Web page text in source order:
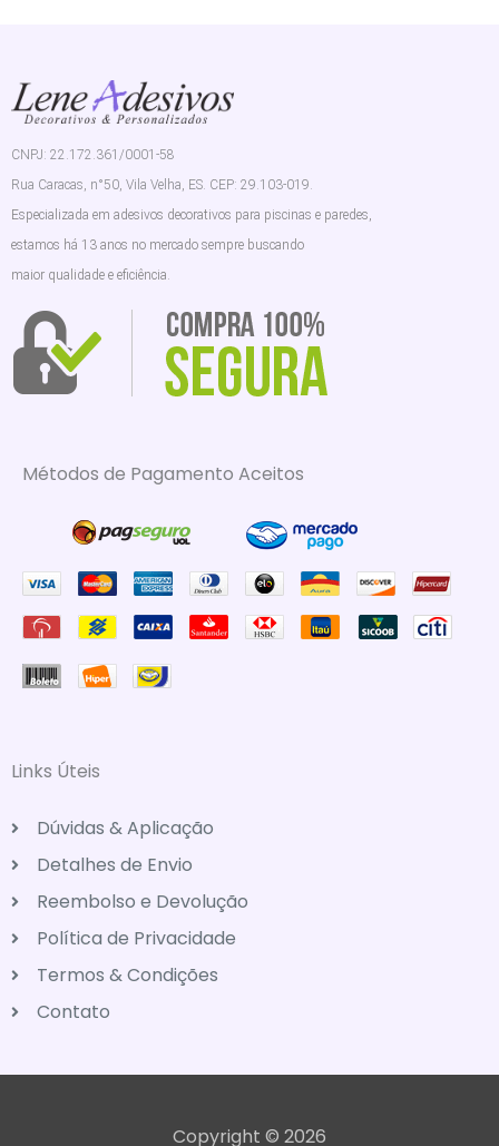
CNPJ: 22.172.361/0001-58
Rua Caracas, n°50, Vila Velha, ES. CEP: 29.103-019.
Especializada em adesivos decorativos para piscinas e paredes,
estamos há 13 anos no mercado sempre buscando
maior qualidade e eficiência.
Métodos de Pagamento Aceitos
Links Úteis
Dúvidas & Aplicação
Detalhes de Envio
Reembolso e Devolução
Política de Privacidade
Termos & Condições
Contato
Copyright © 2026